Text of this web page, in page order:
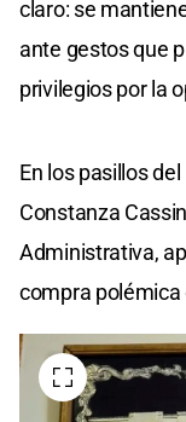
claro: se
ante gestos que
privilegios por la
En los pasillos
Constanza
Administrativa,
compra